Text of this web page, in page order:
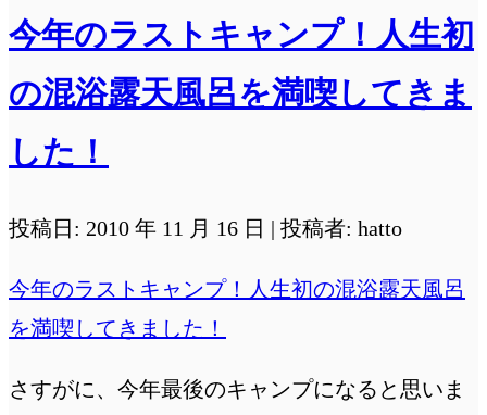
今年のラストキャンプ！人生初
の混浴露天風呂を満喫してきま
した！
投稿日: 2010 年 11 月 16 日 | 投稿者: hatto
今年のラストキャンプ！人生初の混浴露天風呂
を満喫してきました！
さすがに、今年最後のキャンプになると思いま